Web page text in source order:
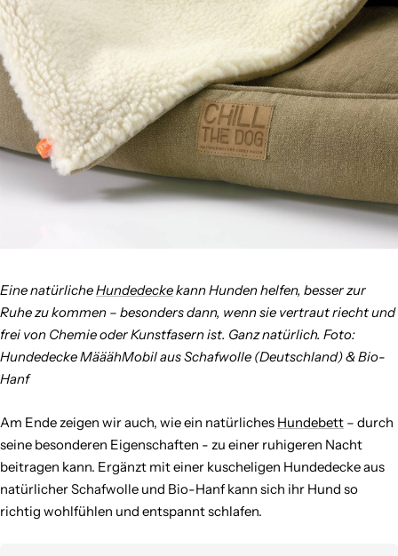
Eine natürlicheHundedeckekann Hunden helfen, besser zur
Ruhe zu kommen – besonders dann, wenn sie vertraut riecht und
frei von Chemie oder Kunstfasern ist. Ganz natürlich. Foto:
Hundedecke MääähMobil aus Schafwolle (Deutschland) & Bio-
Hanf
Am Ende zeigen wir auch, wie ein natürliches Hundebett – durch
seine besonderen Eigenschaften - zu einer ruhigeren Nacht
beitragen kann. Ergänzt mit einer kuscheligen Hundedecke aus
natürlicher Schafwolle und Bio-Hanf kann sich ihr Hund so
richtig wohlfühlen und entspannt schlafen.